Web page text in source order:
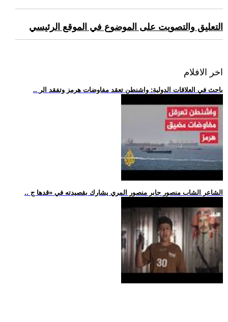
التعليق والتصويت على الموضوع في الموقع الرئيسي
اخر الافلام
.. باحث في العلاقات الدولية: واشنطن تعقد مفاوضات هرمز وتفقد الر
.. الشاعر الشاب منصور جابر منصور المري يشارك بقصيدته في «قدها ج